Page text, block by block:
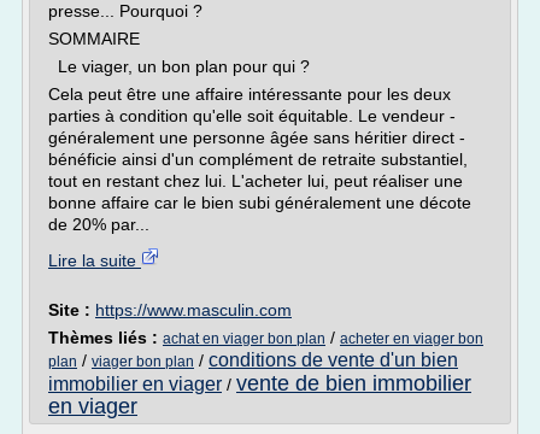
presse... Pourquoi ?
SOMMAIRE
Le viager, un bon plan pour qui ?
Cela peut être une affaire intéressante pour les deux
parties à condition qu'elle soit équitable. Le vendeur -
généralement une personne âgée sans héritier direct -
bénéficie ainsi d'un complément de retraite substantiel,
tout en restant chez lui. L'acheter lui, peut réaliser une
bonne affaire car le bien subi généralement une décote
de 20% par...
Lire la suite
Site : https://www.masculin.com
Thèmes liés : achat en viager bon plan / acheter en viager bon
plan / viager bon plan / conditions de vente d'un bien
immobilier en viager / vente de bien immobilier
en viager